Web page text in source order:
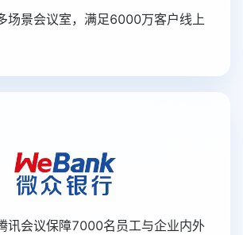
场景会议室，满足6000万客户线上
讯会议保障7000名员工与企业内外